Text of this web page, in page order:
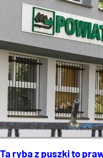
Ta ryba z puszki to